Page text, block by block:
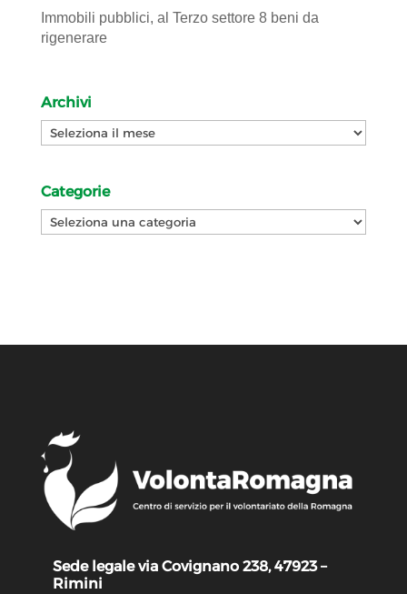
Immobili pubblici, al Terzo settore 8 beni da
rigenerare
Archivi
Archivi
Categorie
Categorie
Sede legale via Covignano 238, 47923 –
Rimini